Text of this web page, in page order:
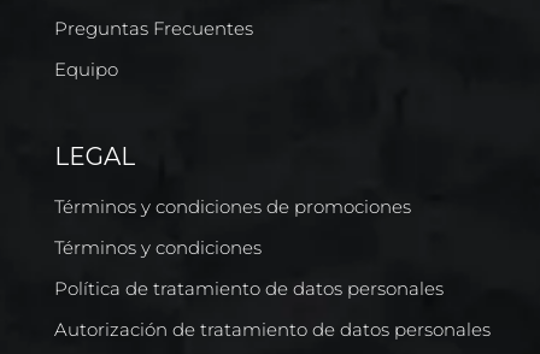
Preguntas Frecuentes
Equipo
LEGAL
Términos y condiciones de promociones
Términos y condiciones
Política de tratamiento de datos personales
Autorización de tratamiento de datos personales